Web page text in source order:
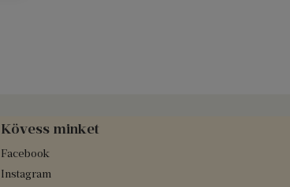
Kövess minket
Facebook
Instagram